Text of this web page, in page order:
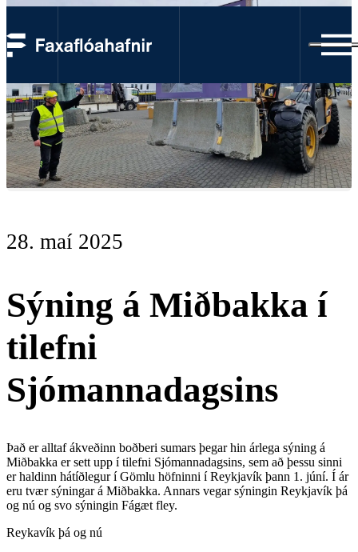
28. maí 2025
Sýning á Miðbakka í
tilefni
Sjómannadagsins
Það er alltaf ákveðinn boðberi sumars þegar hin árlega sýning á
Miðbakka er sett upp í tilefni Sjómannadagsins, sem að þessu sinni
er haldinn hátíðlegur í Gömlu höfninni í Reykjavík þann 1. júní. Í ár
eru tvær sýningar á Miðbakka. Annars vegar sýningin Reykjavík þá
og nú og svo sýningin Fágæt fley.
Reykavík þá og nú